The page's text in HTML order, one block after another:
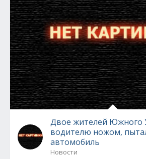
Двое жителей Южного
водителю ножом,
автомобиль
Новости